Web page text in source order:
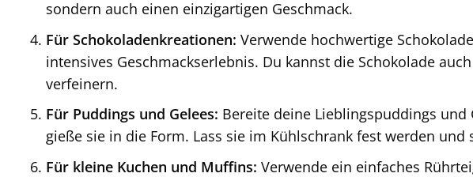
sondern auch einen einzigartigen Geschmack.
Für Schokoladenkreationen: Verwende hochwertige
intensives Geschmackserlebnis. Du kannst die Schokolade
verfeinern.
Für Puddings und Gelees: Bereite deine Lieblingspuddings und
gieße sie in die Form. Lass sie im Kühlschrank fest werden und
Für kleine Kuchen und Muffins: Verwende ein einfaches